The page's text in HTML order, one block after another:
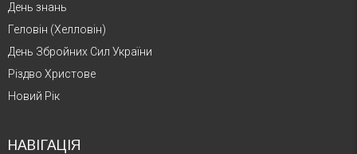
День знань
Геловін (Хелловін)
День Збройних Сил України
Різдво Христове
Новий Рік
НАВІГАЦІЯ